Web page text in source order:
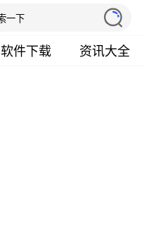
软件下载 资讯大全